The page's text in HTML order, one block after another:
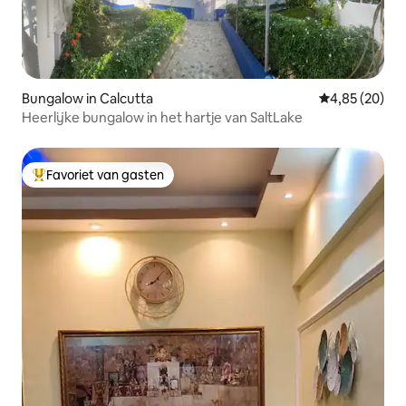
Bungalow in Calcutta Gemiddelde
4,85 (20)
Heerlijke bungalow in het hartje van SaltLake
Topfavoriet van gasten
Favoriet van gasten